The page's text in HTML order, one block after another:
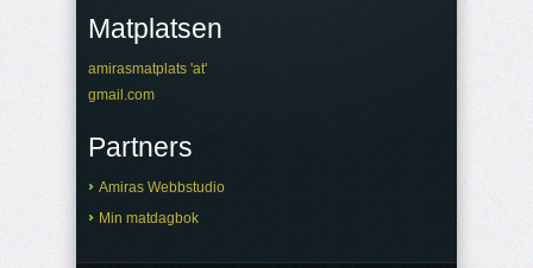
Matplatsen
amirasmatplats 'at'
gmail.com
Partners
Amiras Webbstudio
Min matdagbok